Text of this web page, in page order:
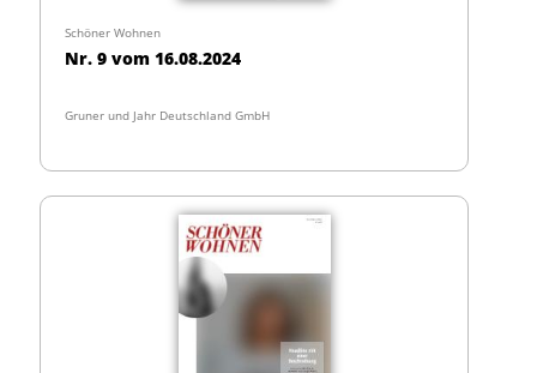
Schöner Wohnen
Nr. 9 vom 16.08.2024
Gruner und Jahr Deutschland GmbH